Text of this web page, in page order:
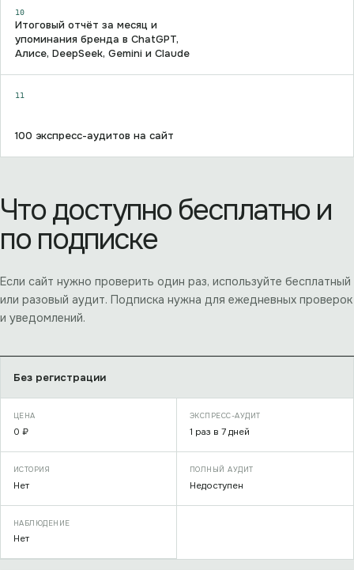
10
Итоговый отчёт за месяц и
упоминания бренда в ChatGPT,
Алисе, DeepSeek, Gemini и Claude
11
100 экспресс-аудитов на сайт
Что доступно бесплатно и
по подписке
Если сайт нужно проверить один раз, используйте бесплатный
или разовый аудит. Подписка нужна для ежедневных проверок
и уведомлений.
Без регистрации
0 ₽ 1 раз в 7 дней
Нет Недоступен
Нет